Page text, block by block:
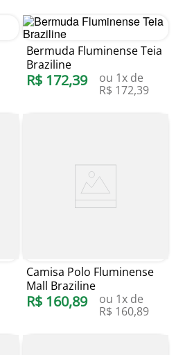
Bermuda Fluminense Teia
Braziline
R$ 172,39 ou 1x de
R$ 172,39
Camisa Polo Fluminense
Mall Braziline
R$ 160,89 ou 1x de
R$ 160,89